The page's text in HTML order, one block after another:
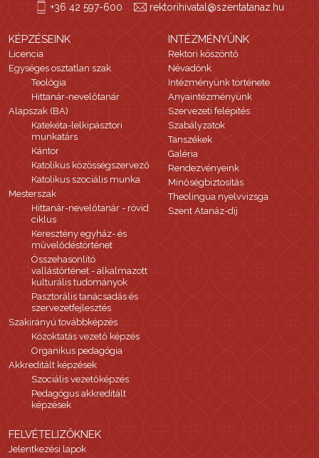
+36 42 597-600 rektorihivatal@szentatanaz.hu
KÉPZÉSEINK
Licencia
Egységes osztatlan szak
Teológia
Hittanár-nevelőtanár
Alapszak (BA)
Katekéta-lelkipásztori
munkatárs
Kántor
Katolikus közösségszervező
Katolikus szociális munka
Mesterszak
Hittanár-nevelőtanár - rövid
ciklus
Keresztény egyház- és
művelődéstörténet
Összehasonlító
vallástörténet - alkalmazott
kulturális tudományok
Pasztorális tanácsadás és
szervezetfejlesztés
Szakirányú továbbképzés
Közoktatás vezető képzés
Organikus pedagógia
Akkreditált képzések
Szociális vezetőképzés
Pedagógus akkreditált
képzések
INTÉZMÉNYÜNK
Rektori köszöntő
Névadónk
Intézményünk története
Anyaintézményünk
Szervezeti felépítés
Szabályzatok
Tanszékek
Galéria
Rendezvényeink
Minőségbiztosítás
Theolingua nyelvvizsga
Szent Atanáz-díj
FELVÉTELIZŐKNEK
Jelentkezési lapok